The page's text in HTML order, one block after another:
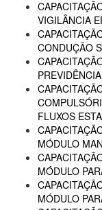
VIGILÂNCIA
CONDUÇÃO
FLUXOS
MÓDULO
MÓDULO
MÓDULO